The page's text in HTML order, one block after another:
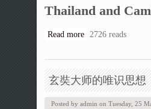
Thailand and
Read moreabout MA Thesis
2726 reads
玄奘大师的唯识思想
Posted by admin on Tuesday, 25